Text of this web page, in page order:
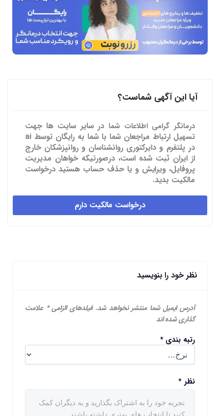
آیا این آگهی شماست؟
درمانگر گرامی اطلاعات شما در سایر سایت ها جهت
تسهیل ارتباط مراجعان شما با شما به رایگان توسط ai
در پلتفرم و دایرکتوری روانشناسان و روانپزشکان خارج
از ایران ثبت شده است، درصورتیکه خواهان مدیریت
پروفایل، ویرایش و یا حذف حساب هستید درخواست
مالکیت بدید.
درخواست مالکیت دارم
نظر خود را بنویسید
آدرس ایمیل شما منتشر نخواهد شد. فیلدهای الزامی* علامت
گذاری شده اند
رتبه بندی*
نظر *